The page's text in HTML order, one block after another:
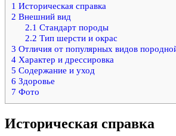
1 Историческая справка
2 Внешний вид
2.1 Стандарт породы
2.2 Тип шерсти и окрас
3 Отличия от популярных видов
4 Характер и дрессировка
5 Содержание и уход
6 Здоровье
7 Фото
Историческая справка